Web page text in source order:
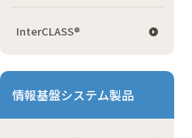
InterCLASS®
情報基盤システム製品